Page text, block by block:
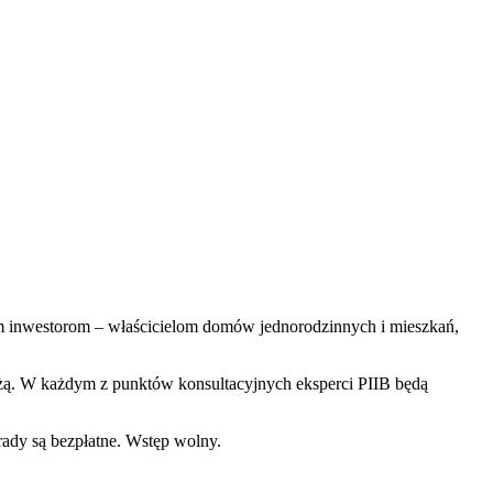
– właścicielom domów jednorodzinnych i mieszkań,
W każdym z punktów konsultacyjnych eksperci PIIB będą
są bezpłatne. Wstęp wolny.